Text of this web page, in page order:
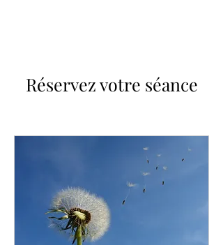
Réservez votre séance